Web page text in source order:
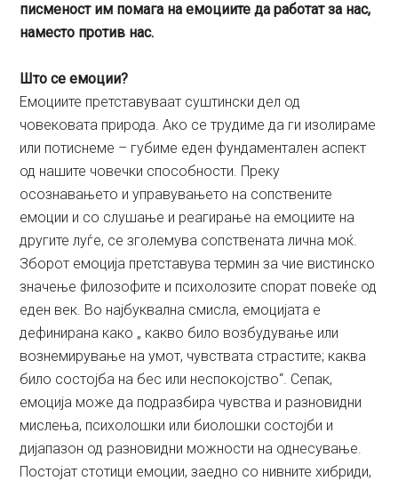
писменост им помага на емоциите да работат за нас,
наместо против нас.
Што се емоции?
Емоциите претставуваат суштински дел од
човековата природа. Ако се трудиме да ги изолираме
или потиснеме – губиме еден фундаментален аспект
од нашите човечки способности. Преку
осознавањето и управувањето на сопствените
емоции и со слушање и реагирање на емоциите на
другите луѓе, се зголемува сопствената лична моќ.
Зборот емоција претставува термин за чие вистинско
значење филозофите и психолозите спорат повеќе од
еден век. Во најбуквална смисла, емоцијата е
дефинирана како „ какво било возбудување или
вознемирување на умот, чувствата страстите; каква
било состојба на бес или неспокојство“. Сепак,
емоција може да подразбира чувства и разновидни
мислења, психолошки или биолошки состојби и
дијапазон од разновидни можности на однесување.
Постојат стотици емоции, заедно со нивните хибриди,